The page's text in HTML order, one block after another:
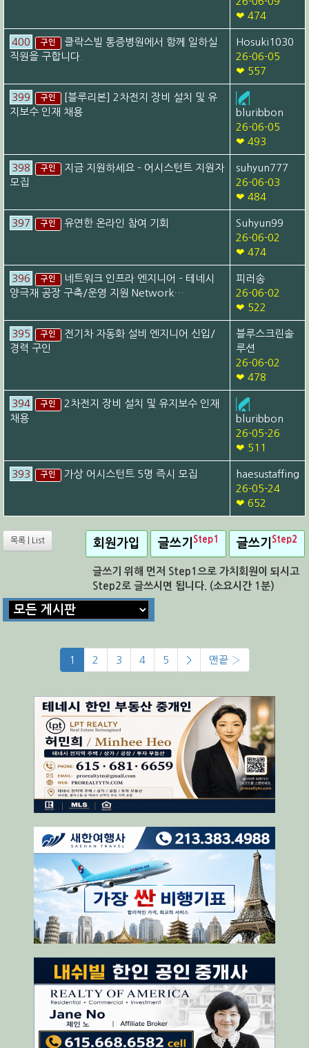
❤ 474
400 구인
클락스빌 통증병원에서 함께 일하실
직원을 구합니다.
Hosuki1030
26-06-05
❤ 557
399 구인
[블루리본] 2차전지 장비 설치 및 유
지보수 인재 채용
bluribbon
26-06-05
❤ 493
398 구인
지금 지원하세요 – 어시스턴트 지원자
모집
suhyun777
26-06-03
❤ 484
397 구인 유연한 온라인 참여 기회
Suhyun99
26-06-02
❤ 474
396 구인
네트워크 인프라 엔지니어 – 테네시
양극재 공장 구축/운영 지원 Network…
피러송
26-06-02
❤ 522
395 구인
전기차 자동화 설비 엔지니어 신입/
경력 구인
블루스크린솔
루션
26-06-02
❤ 478
394 구인
2차전지 장비 설치 및 유지보수 인재
채용
bluribbon
26-05-26
❤ 511
393 구인 가상 어시스턴트 5명 즉시 모집
haesustaffing
26-05-24
❤ 652
목록 | List 회원가입 글쓰기 Step1 글쓰기 Step2
글쓰기 위해 먼저 Step1으로 가치회원이 되시고
Step2로 글쓰시면 됩니다. (소요시간 1분)
1 2 3 4 5 > 맨끝 ›